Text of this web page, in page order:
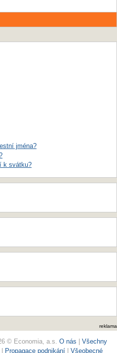
jména?
k svátku?
reklama
© Economia, a.s. O nás
Všechny
Propagace podnikání| Všeobecné